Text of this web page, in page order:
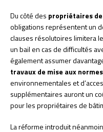
Du côté des propriétaires
obligations représentent un
clauses résolutoires limitera
un bail en cas de difficultés
également assumer
travaux de mise aux normes
environnementales et
supplémentaires auront un
pour les propriétaires de
La réforme introduit